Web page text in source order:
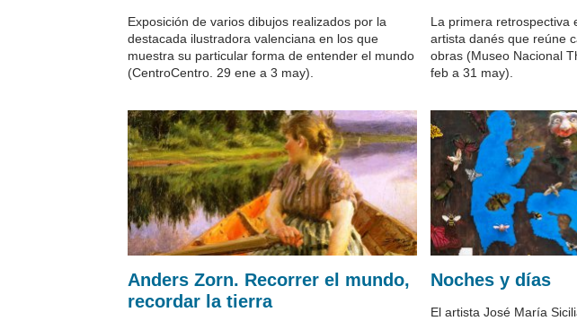
Exposición de varios dibujos realizados por la
destacada ilustradora valenciana en los que
muestra su particular forma de entender el mundo
(CentroCentro. 29 ene a 3 may).
La primera retrospectiva
artista danés que reúne
obras (Museo Nacional
feb a 31 may).
Anders Zorn. Recorrer el mundo,
recordar la tierra
Noches y días
El artista José María